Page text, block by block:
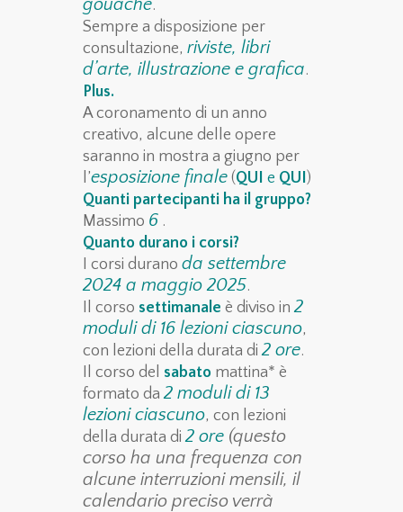
gouache.
Sempre a disposizione per
consultazione, riviste, libri
d’arte, illustrazione e grafica.
Plus.
A coronamento di un anno
creativo, alcune delle opere
saranno in mostra a giugno per
l’esposizione finale (QUI e QUI)
Quanti partecipanti ha il gruppo?
Massimo 6 .
Quanto durano i corsi?
I corsi durano da settembre
2024 a maggio 2025.
Il corso settimanale è diviso in2
moduli di 16 lezioni ciascuno,
con lezioni della durata di2 ore.
Il corso del sabato mattina* è
formato da2 moduli di 13
lezioni ciascuno, con lezioni
della durata di2 ore (questo
corso ha una frequenza con
alcune interruzioni mensili, il
calendario preciso verrà